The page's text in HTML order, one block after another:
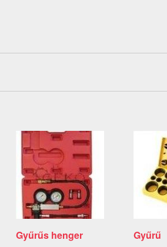
Gyűrűs henger Gyűrű